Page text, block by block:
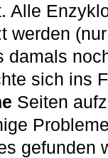
Alle
werden
damals
sich ins
Seiten
gefunden